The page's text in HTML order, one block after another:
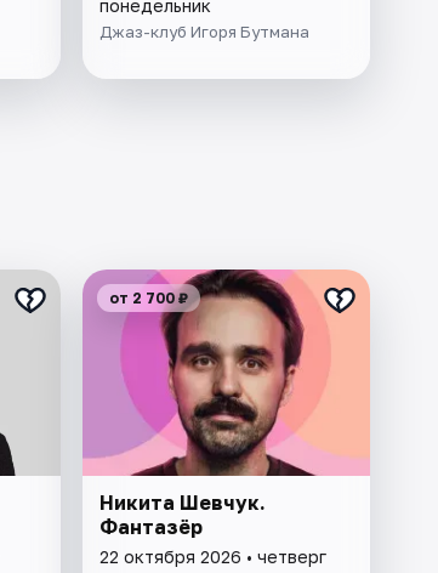
понедельник
Джаз-клуб Игоря Бутмана
от 2 700 ₽
Никита Шевчук.
Фантазёр
22 октября 2026 • четверг